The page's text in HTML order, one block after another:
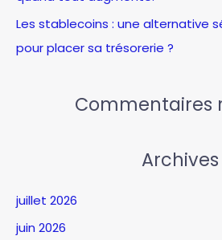
Les stablecoins : une alternative
pour placer sa trésorerie ?
Commentaires
Archives
juillet 2026
juin 2026